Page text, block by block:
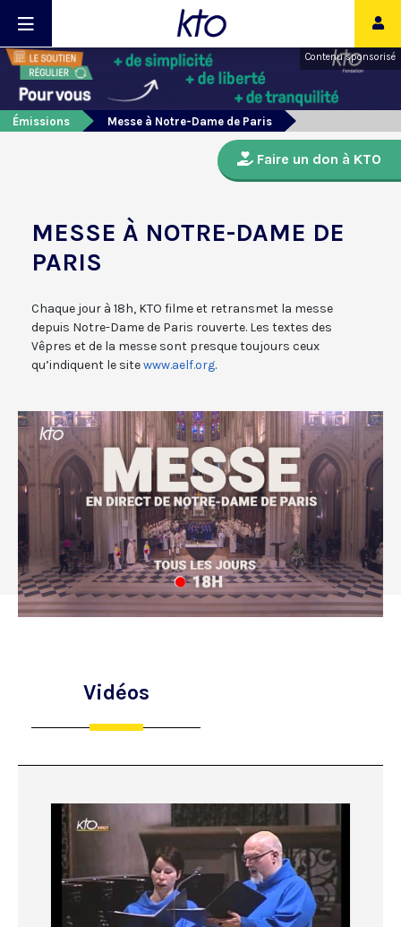
Contenu sponsorisé
Émissions Messe à Notre-Dame de Paris
Faire un don à KTO
MESSE À NOTRE-DAME DE
PARIS
Chaque jour à 18h, KTO filme et retransmet la messe
depuis Notre-Dame de Paris rouverte. Les textes des
Vêpres et de la messe sont presque toujours ceux
qu’indiquent le sitewww.aelf.org.
Vidéos